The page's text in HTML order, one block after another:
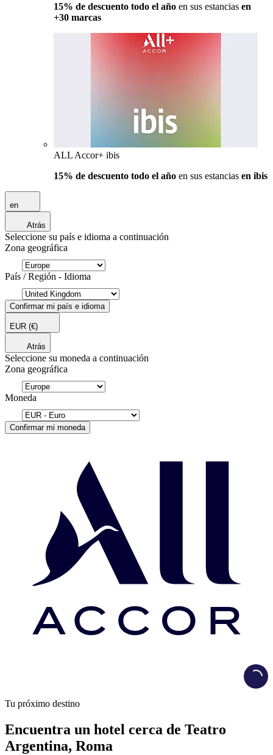
15% de descuento todo el año en sus estancias en
+30 marcas
ALL Accor+ ibis
15% de descuento todo el año en sus estancias en ibis
en
Atrás
Seleccione su país e idioma a continuación
Zona geográfica
País / Región - Idioma
Confirmar mi país e idioma
EUR (€)
Atrás
Seleccione su moneda a continuación
Zona geográfica
Moneda
Confirmar mi moneda
Tu próximo destino
Encuentra un hotel cerca de Teatro
Argentina, Roma